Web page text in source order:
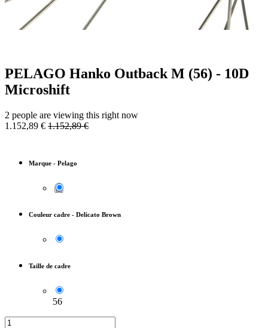
PELAGO Hanko Outback M (56) - 10D
Microshift
2 people are viewing this right now
1.152,89 € 1.152,89€
Marque - Pelago
Couleur cadre - Delicato Brown
Taille de cadre
56